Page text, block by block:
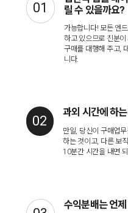
릴 수 있을까요?
가능합니다! 모든 엔
하고 있으므로 친분
구매를 대행해 주고,
니다.
과외 시간에 하
만일, 당신이 구매업
하는 것이고, 다른 보
10분간 시간을 내면
수익분배는 언